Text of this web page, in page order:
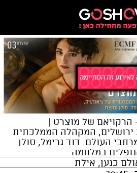
מס 3 - הרקויאם של מוצרט |
המקהלה הממלכתית
העולם. דוד גרימל, סולן
במלחמה
כנען, אילת